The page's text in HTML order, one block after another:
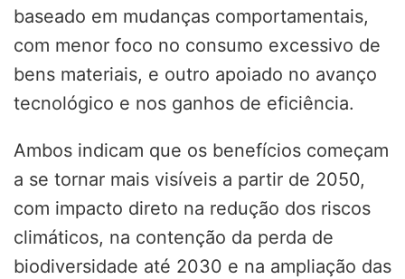
baseado em mudanças comportamentais,
com menor foco no consumo excessivo de
bens materiais, e outro apoiado no avanço
tecnológico e nos ganhos de eficiência.
Ambos indicam que os benefícios começam
a se tornar mais visíveis a partir de 2050,
com impacto direto na redução dos riscos
climáticos, na contenção da perda de
biodiversidade até 2030 e na ampliação das